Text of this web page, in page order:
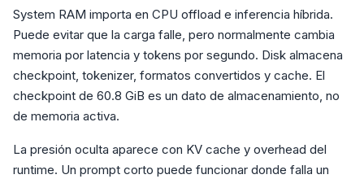
System RAM importa en CPU offload e inferencia híbrida.
Puede evitar que la carga falle, pero normalmente cambia
memoria por latencia y tokens por segundo. Disk almacena
checkpoint, tokenizer, formatos convertidos y cache. El
checkpoint de 60.8 GiB es un dato de almacenamiento, no
de memoria activa.
La presión oculta aparece con KV cache y overhead del
runtime. Un prompt corto puede funcionar donde falla un